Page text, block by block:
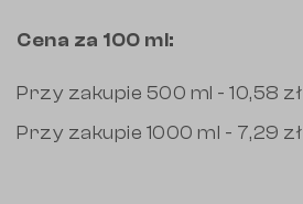
Cena za 100 ml:
Przy zakupie 500 ml - 10,58 zł
Przy zakupie 1000 ml - 7,29 zł